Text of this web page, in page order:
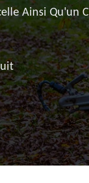
Ainsi Qu'un